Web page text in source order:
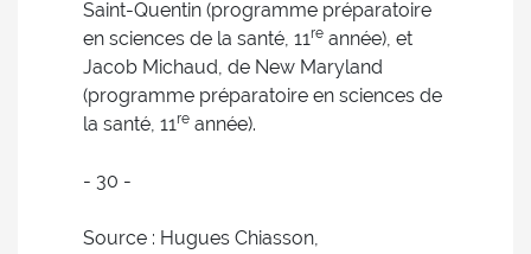
Saint-Quentin (programme préparatoire
en sciences de la santé, 11re année), et
Jacob Michaud, de New Maryland
(programme préparatoire en sciences de
la santé, 11re année).
- 30 -
Source : Hugues Chiasson,